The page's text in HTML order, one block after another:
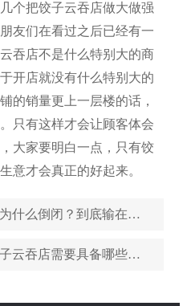
个把饺子云吞店做大做强
友们在看过之后已经有一
吞店不是什么特别大的商
开店就没有什么特别大的
的销量更上一层楼的话，
只有这样才会让顾客体会
大家要明白一点，只有饺
意才会真正的好起来。
么倒闭？到底输在哪儿
云吞店需要具备哪些条件